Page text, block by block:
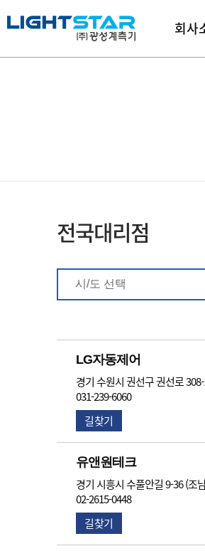
회사
전국대리점
LG자동제어
경기 수원시 권선구 권선로
031-239-6060
길찾기
유앤원테크
경기 시흥시 수풀안길 9-36 (조
02-2615-0448
길찾기